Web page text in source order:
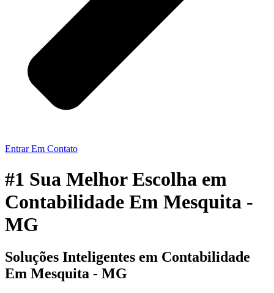
Entrar Em Contato
#1 Sua Melhor Escolha em
Contabilidade Em Mesquita -
MG
Soluções Inteligentes em Contabilidade
Em Mesquita - MG